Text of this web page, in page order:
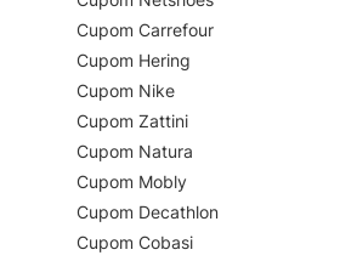
Cupom Carrefour
Cupom Hering
Cupom Nike
Cupom Zattini
Cupom Natura
Cupom Mobly
Cupom Decathlon
Cupom Cobasi